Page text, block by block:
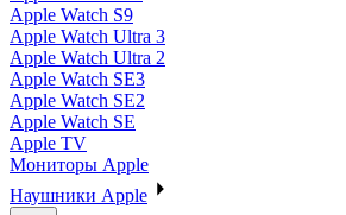
Apple Watch S9
Apple Watch Ultra 3
Apple Watch Ultra 2
Apple Watch SE3
Apple Watch SE2
Apple Watch SE
Apple TV
Мониторы Apple
Наушники Apple